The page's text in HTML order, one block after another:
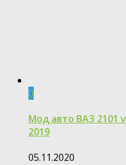
0
Мод авто ВАЗ 2101
2019
05.11.2020